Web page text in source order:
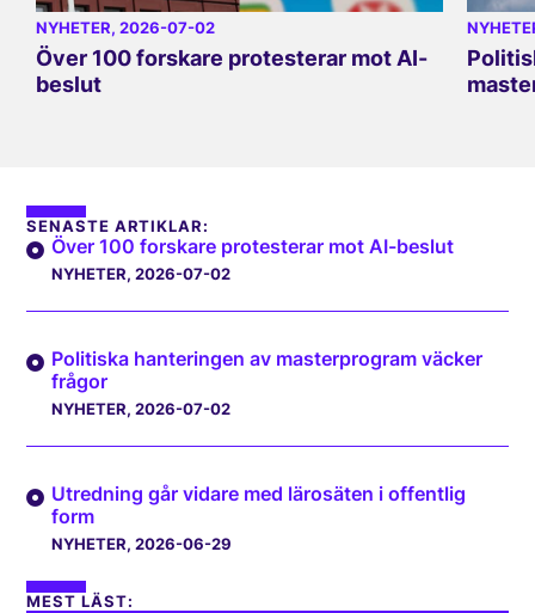
NYHETER, 2026-07-02
Över 100 forskare protesterar mot AI-
beslut
SENASTE ARTIKLAR:
Över 100 forskare protesterar mot AI-beslut
NYHETER, 2026-07-02
Politiska hanteringen av masterprogram väcker
frågor
NYHETER, 2026-07-02
Utredning går vidare med lärosäten i offentlig
form
NYHETER, 2026-06-29
MEST LÄST: